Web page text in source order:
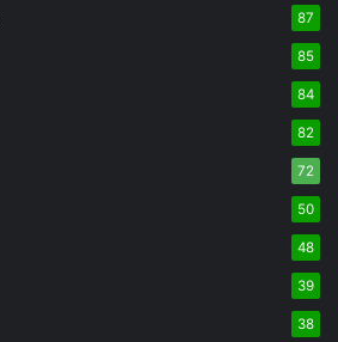
87
85
84
82
72
50
48
39
38